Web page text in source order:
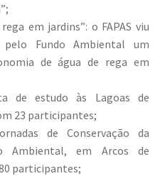
em jardins”: o FAPAS viu
pelo Fundo Ambiental um
de água de rega em
de estudo às Lagoas de
23 participantes;
de Conservação da
Ambiental, em Arcos de
participantes;